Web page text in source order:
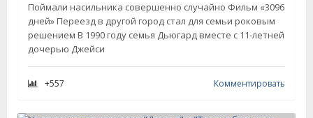
Поймали насильника совершенно случайно Фильм «3096
дней» Переезд в другой город стал для семьи роковым
решением В 1990 году семья Дьюгард вместе с 11-летней
дочерью Джейси
+557 Комментировать